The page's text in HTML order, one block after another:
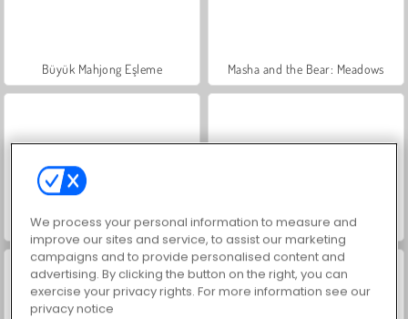
Büyük Mahjong Eşleme Masha and the Bear: Meadows
Scala 40 Heroes of Myths
We process your personal information to measure and
improve our sites and service, to assist our marketing
campaigns and to provide personalised content and
advertising. By clicking the button on the right, you can
exercise your privacy rights. For more information see our
privacy notice